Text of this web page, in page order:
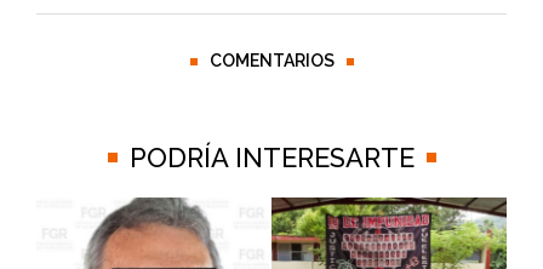
COMENTARIOS
PODRÍA INTERESARTE